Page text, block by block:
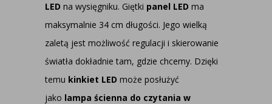
LED na wysięgniku. Giętki panel LED ma
maksymalnie 34 cm długości. Jego wielką
zaletą jest możliwość regulacji i skierowanie
światła dokładnie tam, gdzie chcemy. Dzięki
temu kinkiet LED może posłużyć
jako lampa ścienna do czytania w